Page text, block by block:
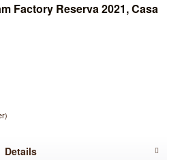
Factory Reserva 2021, Casa
Details